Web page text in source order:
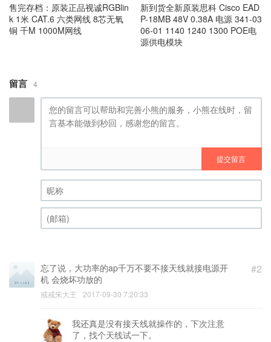
售完存档：原装正品视诚RGBlin
k 1米 CAT.6 六类网线 8芯无氧
铜 千M 1000M网线
新到货全新原装思科 Cisco EAD
P-18MB 48V 0.38A 电源 341-03
06-01 1140 1240 1300 POE电
源供电模块
留言 4
提交留言
昵称 (必填)
#2
忘了说，大功率的ap千万不要不接天线就接电源开
机 会烧坏功放的
戒戒朱大王 2017-09-30 7:20:33
我还真是没有接天线就操作的，下次注意
了，找个天线试一下。